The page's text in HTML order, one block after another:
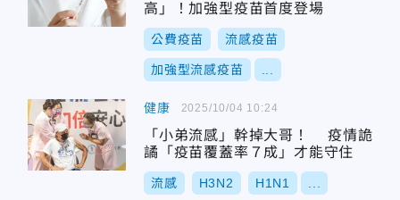
高」！加強型疫苗首度登場
公費疫苗 流感疫苗
加強型流感疫苗
健康
「小弟流感」幹掉大哥！ 疫情詭
譎「疫苗覆蓋率７成」才能守住
流感 H3N2 H1N1
2025/10/04 10:24